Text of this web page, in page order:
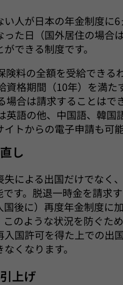
い人が日本の年金制度に
った日（国外居住の場合
できる制度です。
険料の全額を受給できる
資格期間（10年）を満
場合は請求することはで
英語の他、中国語、韓国
トからの電子申請も可能
し
による出国だけでなく
です。脱退一時金を請求
国後に）再度年金制度に
このような状況を防ぐた
入国許可を得た上での出
くなります。
上げ